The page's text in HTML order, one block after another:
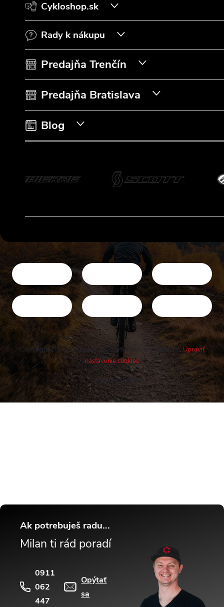
Cykloshop.sk
Rady k nákupu
Predajňa Trenčín
Predajňa Bratislava
Blog
Vytvoril Shoptet
Copyright 2026 Cykloshop.sk. Všetky práva vyhradené.Upraviť
nastavenie cookies
Ak potrebuješ radu...
Milan ti rád poradí
0911
062
447
Opýtať
sa